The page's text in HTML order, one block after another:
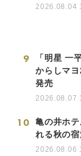
2026.08.04
9
「明星 一
からしマ
発売
2026.08.07
10
亀の井ホ
れる秋の
2026.08.06